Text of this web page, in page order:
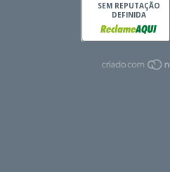
SEM REPUTAÇÃO
DEFINIDA